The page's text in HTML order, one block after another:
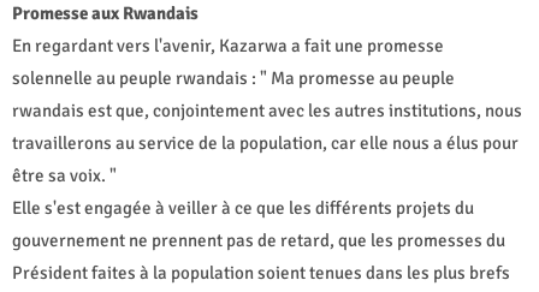
Promesse aux Rwandais
En regardant vers l'avenir, Kazarwa a fait une promesse
solennelle au peuple rwandais : " Ma promesse au peuple
rwandais est que, conjointement avec les autres institutions, nous
travaillerons au service de la population, car elle nous a élus pour
être sa voix. "
Elle s'est engagée à veiller à ce que les différents projets du
gouvernement ne prennent pas de retard, que les promesses du
Président faites à la population soient tenues dans les plus brefs